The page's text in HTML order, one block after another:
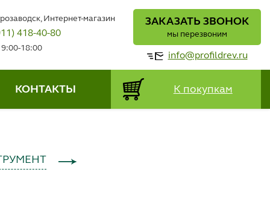
Интернет-магазин
418-40-80
9:00-18:00
ЗАКАЗАТЬ ЗВОНОК
мы перезвоним
info@profildrev.ru
КОНТАКТЫ К покупкам